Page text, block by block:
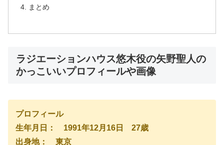
まとめ
ラジエーションハウス悠木役の矢野聖人の
かっこいいプロフィールや画像
プロフィール
生年月日： 1991年12月16日 27歳
出身地： 東京